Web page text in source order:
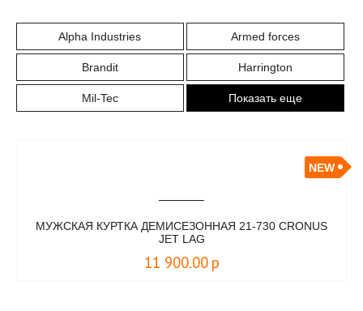
Alpha Industries Armed forces
Brandit Harrington
Mil-Tec Показать еще
NEW
МУЖСКАЯ КУРТКА ДЕМИСЕЗОННАЯ 21-730 CRONUS
JET LAG
11 900.00 р